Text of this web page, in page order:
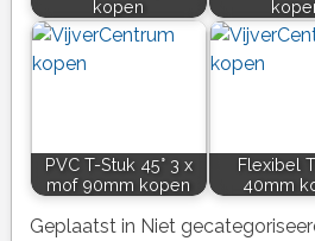
kopen
PVC T-Stuk 45° 3 x
mof 90mm kopen
Flexibel
40mm
Geplaatst in Niet